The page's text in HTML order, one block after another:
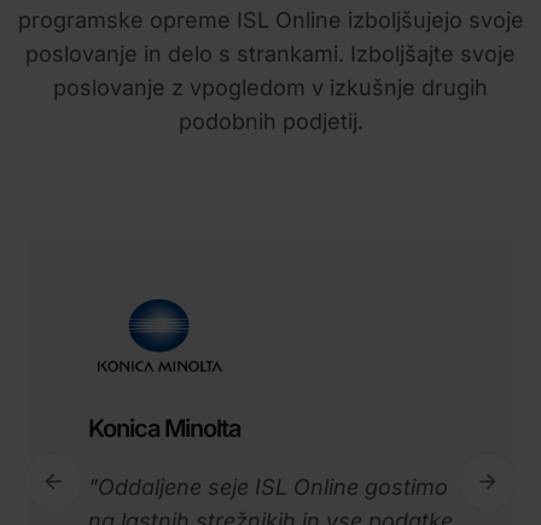
programske opreme ISL Online izboljšujejo svoje
poslovanje in delo s strankami. Izboljšajte svoje
poslovanje z vpogledom v izkušnje drugih
podobnih podjetij.
Konica Minolta
"Oddaljene seje ISL Online gostimo
Previous Next